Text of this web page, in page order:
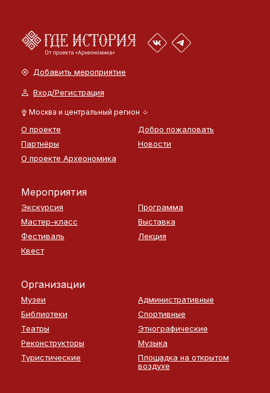
Добавить мероприятие
Вход/Регистрация
Москва и центральный регион
О проекте
Добро пожаловать
Партнёры
Новости
О проекте Археономика
Мероприятия
Экскурсия
Программа
Мастер-класс
Выставка
Фестиваль
Лекция
Квест
Организации
Музеи
Административные
Библиотеки
Спортивные
Театры
Этнографические
Реконструкторы
Музыка
Туристические
Площадка на открытом
воздухе